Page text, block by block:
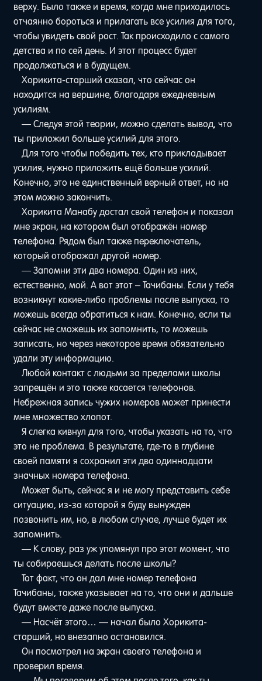
верху. Было также и время, когда мне приходилось
отчаянно бороться и прилагать все усилия для того,
чтобы увидеть свой рост. Так происходило с самого
детства и по сей день. И этот процесс будет
продолжаться и в будущем.
Хорикита-старший сказал, что сейчас он
находится на вершине, благодаря ежедневным
усилиям.
— Следуя этой теории, можно сделать вывод, что
ты приложил больше усилий для этого.
Для того чтобы победить тех, кто прикладывает
усилия, нужно приложить ещё больше усилий.
Конечно, это не единственный верный ответ, но на
этом можно закончить.
Хорикита Манабу достал свой телефон и показал
мне экран, на котором был отображён номер
телефона. Рядом был также переключатель,
который отображал другой номер.
— Запомни эти два номера. Один из них,
естественно, мой. А вот этот – Тачибаны. Если у тебя
возникнут какие-либо проблемы после выпуска, то
можешь всегда обратиться к нам. Конечно, если ты
сейчас не сможешь их запомнить, то можешь
записать, но через некоторое время обязательно
удали эту информацию.
Любой контакт с людьми за пределами школы
запрещён и это также касается телефонов.
Небрежная запись чужих номеров может принести
мне множество хлопот.
Я слегка кивнул для того, чтобы указать на то, что
это не проблема. В результате, где-то в глубине
своей памяти я сохранил эти два одиннадцати
значных номера телефона.
Может быть, сейчас я и не могу представить себе
ситуацию, из-за которой я буду вынужден
позвонить им, но, в любом случае, лучше будет их
запомнить.
— К слову, раз уж упомянул про этот момент, что
ты собираешься делать после школы?
Тот факт, что он дал мне номер телефона
Тачибаны, также указывает на то, что они и дальше
будут вместе даже после выпуска.
— Насчёт этого… — начал было Хорикита-
старший, но внезапно остановился.
Он посмотрел на экран своего телефона и
проверил время.